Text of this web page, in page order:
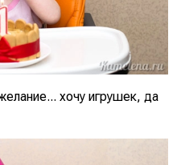
хочу игрушек, да